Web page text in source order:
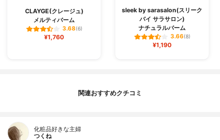
CLAYGE(クレージュ)
メルティバーム
3.68(6)
¥1,760
sleek by sarasalon(スリーク
バイ サラサロン)
ナチュラルバーム
3.66(8)
¥1,190
関連おすすめクチコミ
化粧品好きな主婦
つくね